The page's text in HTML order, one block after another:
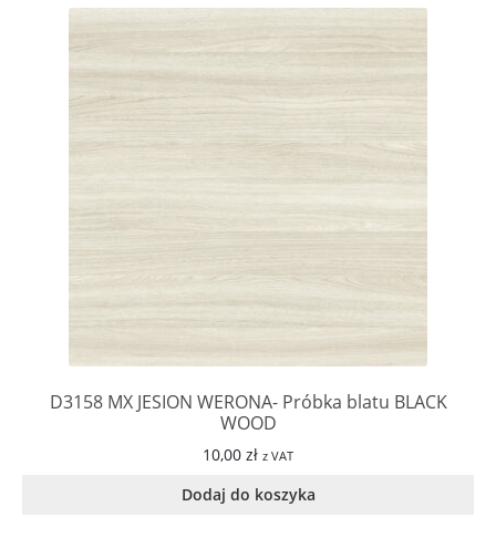
D3158 MX JESION WERONA- Próbka blatu BLACK
WOOD
10,00 zł z VAT
Dodaj do koszyka